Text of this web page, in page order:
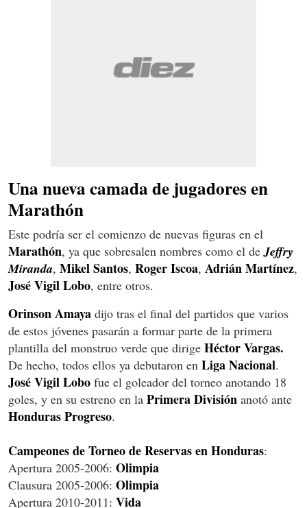
Una nueva camada de jugadores en
Marathón
Este podría ser el comienzo de nuevas figuras en el
Marathón, ya que sobresalen nombres como el de Jeffry
Miranda, Mikel Santos, Roger Iscoa, AdriánMartínez,
José Vigil Lobo, entre otros.
Orinson Amaya dijo tras el final del partidos que varios
de estos jóvenes pasarán a formar parte de la primera
plantilla del monstruo verde que dirige Héctor Vargas.
De hecho, todos ellos ya debutaron en Liga Nacional.
José Vigil Lobo fue el goleador del torneo anotando 18
goles, y en su estreno en la Primera División anotó ante
Honduras Progreso.
Campeones de Torneo de Reservas en Honduras:
Apertura 2005-2006: Olimpia
Clausura 2005-2006: Olimpia
Apertura 2010-2011: Vida